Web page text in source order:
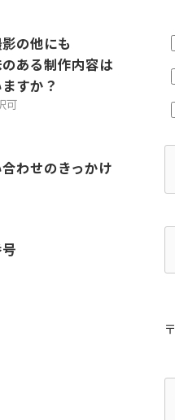
の他にも
ある制作内容は
すか？
可
わせのきっかけ
〒